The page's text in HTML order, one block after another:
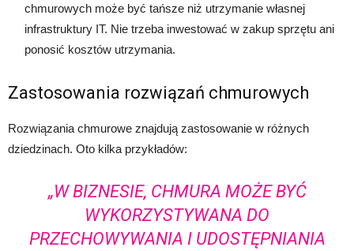
chmurowych może być tańsze niż utrzymanie własnej
infrastruktury IT. Nie trzeba inwestować w zakup sprzętu ani
ponosić kosztów utrzymania.
Zastosowania rozwiązań chmurowych
Rozwiązania chmurowe znajdują zastosowanie w różnych
dziedzinach. Oto kilka przykładów:
„W BIZNESIE, CHMURA MOŻE BYĆ
WYKORZYSTYWANA DO
PRZECHOWYWANIA I UDOSTĘPNIANIA